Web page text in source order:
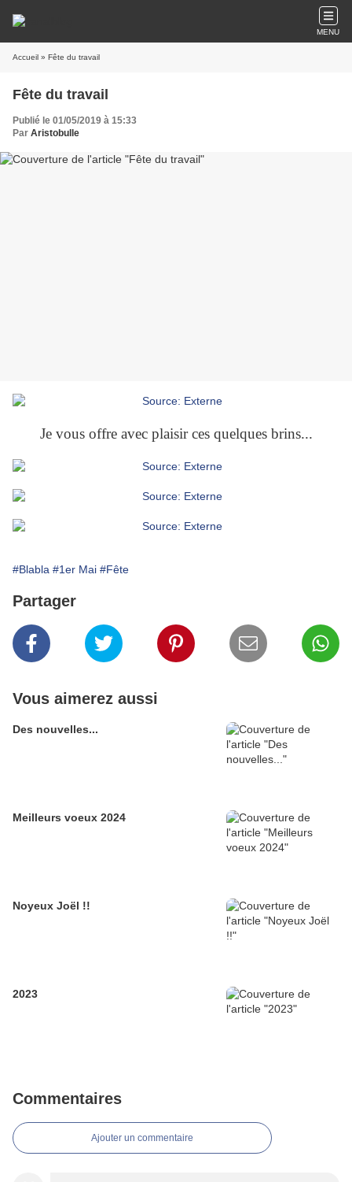
MENU
Accueil » Fête du travail
Fête du travail
Publié le 01/05/2019 à 15:33
Par Aristobulle
Je vous offre avec plaisir ces quelques brins...
#Blabla #1er Mai #Fête
Partager
Vous aimerez aussi
Des nouvelles...
Meilleurs voeux 2024
Noyeux Joël !!
2023
Commentaires
Ajouter un commentaire